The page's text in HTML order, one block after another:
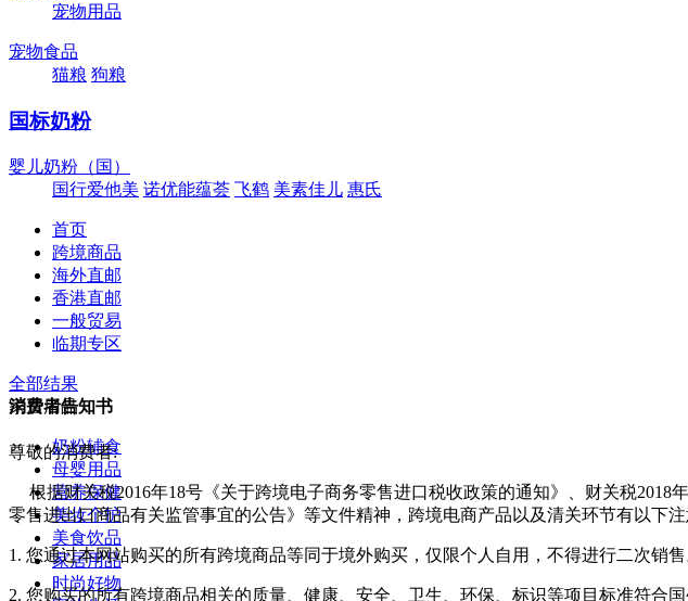
宠物用品
宠物食品
猫粮 狗粮
国标奶粉
婴儿奶粉（国）
国行爱他美 诺优能蕴荟 飞鹤 美素佳儿 惠氏
首页
跨境商品
海外直邮
香港直邮
一般贸易
临期专区
消费者告知书
尊敬的消费者:
根据财关税2016年18号《关于跨境电子商务零售进口税收政策的通知》、财关税
零售进出口商品有关监管事宜的公告》等文件精神，跨境电商产品以及清关环节有以下注
1. 您通过本网站购买的所有跨境商品等同于境外购买，仅限个人自用，不得进行二次销售
2. 您购买的所有跨境商品相关的质量、健康、安全、卫生、环保、标识等项目标准符
全部结果
家居用品
奶粉辅食
母婴用品
营养保健
美妆个护
美食饮品
家居用品
时尚好物